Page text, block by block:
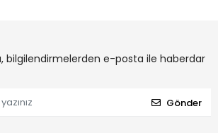
bilgilendirmelerden e-posta ile haberdar
Gönder